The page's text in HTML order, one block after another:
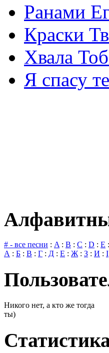
Ранами
Краски
Хвала
Я спасу
# - все песни : A: B : C : D : E :
А : Б : В : Г : Д : Е : Ж: З : И : І
Никого нет, а кто же тогда
ты)